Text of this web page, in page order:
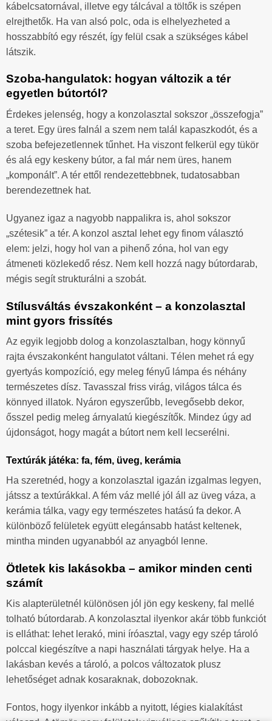
kábelcsatornával, illetve egy tálcával a töltők is szépen
elrejthetők. Ha van alsó polc, oda is elhelyezheted a
hosszabbító egy részét, így felül csak a szükséges kábel
látszik.
Szoba-hangulatok: hogyan változik a tér
egyetlen bútortól?
Érdekes jelenség, hogy a konzolasztal sokszor „összefogja”
a teret. Egy üres falnál a szem nem talál kapaszkodót, és a
szoba befejezetlennek tűnhet. Ha viszont felkerül egy tükör
és alá egy keskeny bútor, a fal már nem üres, hanem
„komponált”. A tér ettől rendezettebbnek, tudatosabban
berendezettnek hat.
Ugyanez igaz a nagyobb nappalikra is, ahol sokszor
„szétesik” a tér. A konzol asztal lehet egy finom választó
elem: jelzi, hogy hol van a pihenő zóna, hol van egy
átmeneti közlekedő rész. Nem kell hozzá nagy bútordarab,
mégis segít strukturálni a szobát.
Stílusváltás évszakonként – a konzolasztal
mint gyors frissítés
Az egyik legjobb dolog a konzolasztalban, hogy könnyű
rajta évszakonként hangulatot váltani. Télen mehet rá egy
gyertyás kompozíció, egy meleg fényű lámpa és néhány
természetes dísz. Tavasszal friss virág, világos tálca és
könnyed illatok. Nyáron egyszerűbb, levegősebb dekor,
ősszel pedig meleg árnyalatú kiegészítők. Mindez úgy ad
újdonságot, hogy magát a bútort nem kell lecserélni.
Textúrák játéka: fa, fém, üveg, kerámia
Ha szeretnéd, hogy a konzolasztal igazán izgalmas legyen,
játssz a textúrákkal. A fém váz mellé jól áll az üveg váza, a
kerámia tálka, vagy egy természetes hatású fa dekor. A
különböző felületek együtt elegánsabb hatást keltenek,
mintha minden ugyanabból az anyagból lenne.
Ötletek kis lakásokba – amikor minden centi
számít
Kis alapterületnél különösen jól jön egy keskeny, fal mellé
tolható bútordarab. A konzolasztal ilyenkor akár több funkciót
is elláthat: lehet lerakó, mini íróasztal, vagy egy szép tároló
polccal kiegészítve a napi használati tárgyak helye. Ha a
lakásban kevés a tároló, a polcos változatok plusz
lehetőséget adnak kosaraknak, dobozoknak.
Fontos, hogy ilyenkor inkább a nyitott, légies kialakítást